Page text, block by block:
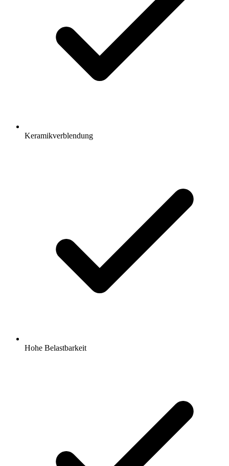
Keramikverblendung
Hohe Belastbarkeit